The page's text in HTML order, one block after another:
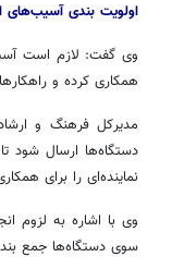
اولویت بندی آسیب‌های
وی گفت: لازم است
همکاری کرده و
مدیرکل فرهنگ و
دستگاه‌ها ارسال شود
نماینده‌ای را برای
وی با اشاره به لزوم
سوی دستگاه‌ها جمع